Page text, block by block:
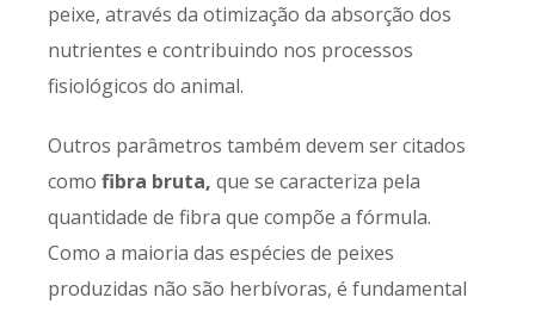
peixe, através da otimização da absorção dos
nutrientes e contribuindo nos processos
fisiológicos do animal.
Outros parâmetros também devem ser citados
como fibra bruta, que se caracteriza pela
quantidade de fibra que compõe a fórmula.
Como a maioria das espécies de peixes
produzidas não são herbívoras, é fundamental